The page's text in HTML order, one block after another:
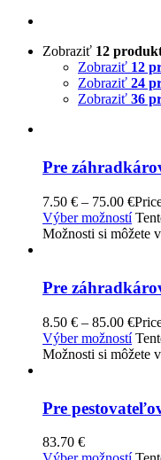
Zobraziť 12
Zobraziť 12
Zobraziť 24
Zobraziť 36
Pre
7.50 € – 75.00 €
Výber možností
Možnosti si môžete
Pre
8.50 € – 85.00 €
Výber možností
Možnosti si môžete
Pre
83.70 €